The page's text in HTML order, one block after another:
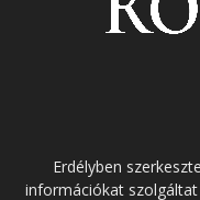
Erdélyben
információkat